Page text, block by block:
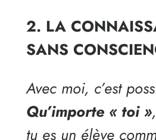
2. LA
SANS
Avec moi, c’est
Qu’importe « toi »
tu es un élève